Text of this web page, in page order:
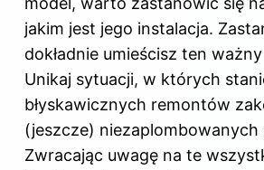
jakim jest jego instalacja.
dokładnie umieścisz ten
Unikaj sytuacji, w których
błyskawicznych remontów
(jeszcze) niezaplombowanych
Zwracając uwagę na te